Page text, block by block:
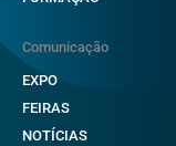
Comunicação
EXPO
FEIRAS
NOTÍCIAS